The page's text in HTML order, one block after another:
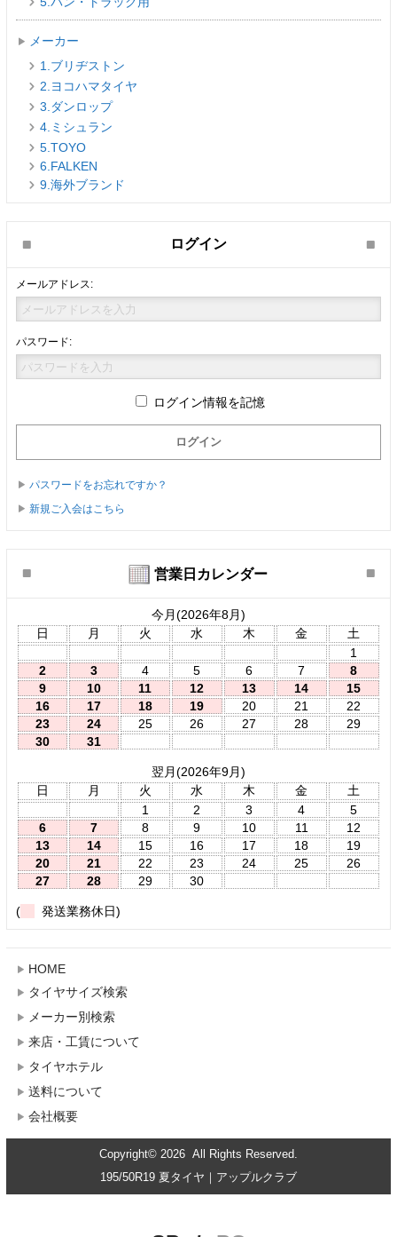
メーカー
1.ブリヂストン
2.ヨコハマタイヤ
3.ダンロップ
4.ミシュラン
5.TOYO
6.FALKEN
9.海外ブランド
ログイン
メールアドレス:
パスワード:
ログイン情報を記憶
パスワードをお忘れですか？
新規ご入会はこちら
営業日カレンダー
今月(2026年8月)
日
月 火 水 木 金
土
1
2
3 4 5 6 7
8
9
10 11 12 13 14
15
16
17 18 19 20 21
22
23
24 25 26 27 28
29
30
31
翌月(2026年9月)
日
月 火 水 木 金
土
1
2 3 4
5
6
7 8 9 10 11
12
13
14 15 16 17 18
19
20
21 22 23 24 25
26
27
28 29 30
( 発送業務休日)
HOME
タイヤサイズ検索
メーカー別検索
来店・工賃について
タイヤホテル
送料について
会社概要
Copyright© 2026 All Rights Reserved.
195/50R19 夏タイヤ｜アップルクラブ